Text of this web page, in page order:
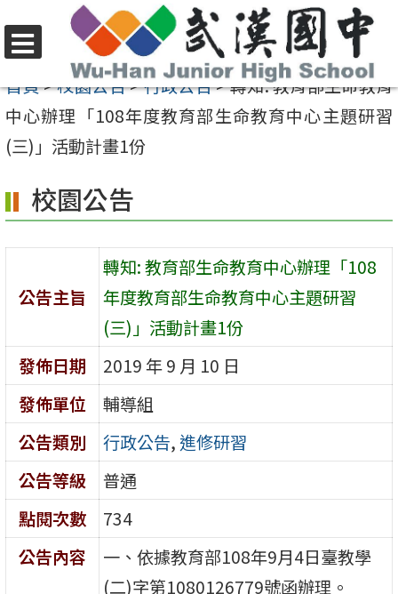
至
要
內
區
選
單
首頁>校園公告>行政公告>轉知: 教育部生命教育
中心辦理「108年度教育部生命教育中心主題研習
(三)」活動計畫1份
校園公告
公告主旨
轉知: 教育部生命教育中心辦理「108
年度教育部生命教育中心主題研習
(三)」活動計畫1份
發佈日期
2019 年 9 月 10 日
發佈單位
輔導組
公告類別
行政公告,進修研習
公告等級
普通
點閱次數
734
公告內容
一、依據教育部108年9月4日臺教學
(二)字第1080126779號函辦理。